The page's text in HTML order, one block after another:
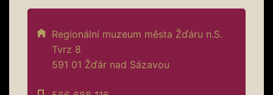
Regionální muzeum města Žďáru n.S.
Tvrz 8
591 01 Žďár nad Sázavou